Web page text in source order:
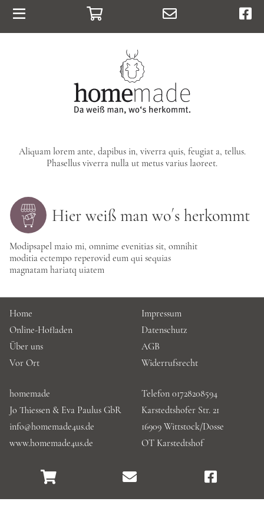
Home
Online-Hofladen
Über uns
Vor Ort
Aktuelles & Kontakt
Warenkorb E-Mail
Aliquam lorem ante, dapibus in, viverra quis, feugiat a, tellus.
Phasellus viverra nulla ut metus varius laoreet.
Hier weiß man wo´s herkommt
Modipsapel maio mi, omnime evenitias sit, omnihit
moditia ectempo reperovid eum qui sequias
magnatam hariatq uiatem
Home
Online-Hofladen
Über uns
Vor Ort
Impressum
Datenschutz
AGB
Widerrufsrecht
homemade
Jo Thiessen & Eva Paulus GbR
info@homemade4us.de
www.homemade4us.de
Telefon 01728208594
Karstedtshofer Str. 21
16909 Wittstock/Dosse
OT Karstedtshof